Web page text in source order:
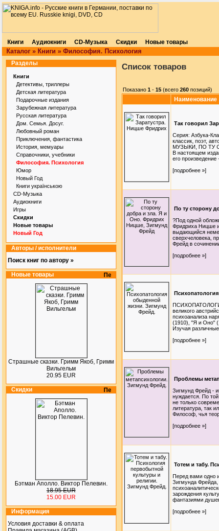
Книги Аудиокниги CD-Музыка Скидки Новые товары
Каталог » Книги » Философия. Психология
Разделы
Книги
Детективы, триллеры
Детская литература
Подарочные издания
Зарубежная литература
Русская литература
Дом. Семья. Досуг.
Любовный роман
Приключения, фантастика
История, мемуары
Справочники, учебники
Философия. Психология
Юмор
Новый Год
Книги українською
CD-Музыка
Аудиокниги
Игры
Скидки
Новые товары
Новый Год
Авторы / исполнители
Поиск книг по автору »
Новые товары
Страшные сказки. Гримм Якоб, Гримм
Вильгельм
20.95 EUR
Скидки
Бэтман Аполло. Виктор Пелевин.
18.95 EUR
15.00 EUR
Информация
Условия доставки & оплата
Список товаров
Показано 1 - 15 (всего 260 позиций)
Наименование
Так говорил
Серия: Азбука-
классик, поэт,
МУЗЫКИ, ПО ТУ
В настоящем
его
[подробнее »]
По ту сторону
?Под одной
Фридриха Ницше
выдающийся
сверхчеловека,
Фрейд в
[подробнее »]
великого
психоанализа
(1910), "Я и Оно"
Изучая
[подробнее »]
Проблемы
Зигмунд Фрейд -
нуждается. По
не только
литература, так
Философ, чья
[подробнее »]
Тотем и табу.
Перед вами одно
Зигмунда Фрейда,
зарождения
фантазиями
[подробнее »]